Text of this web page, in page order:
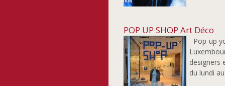
POP UP SHOP Art Déco
Pop-up
designers
du lundi